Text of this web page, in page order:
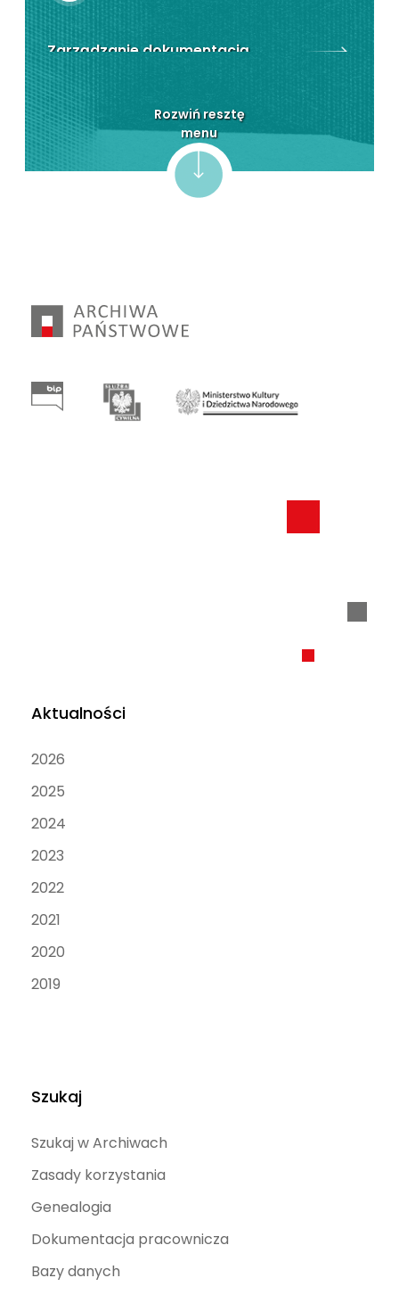
Zarządzanie dokumentacją
Opracowywanie dokumentacji
Zabezpieczanie dokumentacji
Rozwiń resztę
menu
Aktualności
2026
2025
2024
2023
2022
2021
2020
2019
Szukaj
Szukaj w Archiwach
Zasady korzystania
Genealogia
Dokumentacja pracownicza
Bazy danych